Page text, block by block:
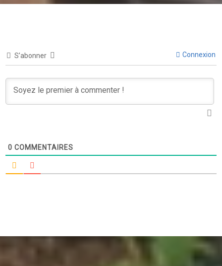
S’abonner Connexion
0 COMMENTAIRES